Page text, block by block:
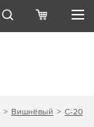
Вишнёвый С-20